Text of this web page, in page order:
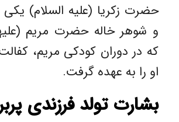
حضرت زکریا (علیه السلام) یکی
و شوهر خاله حضرت مریم
که در دوران کودکی مریم،
او را به عهده گرفت.
بشارت تولد فرزندی